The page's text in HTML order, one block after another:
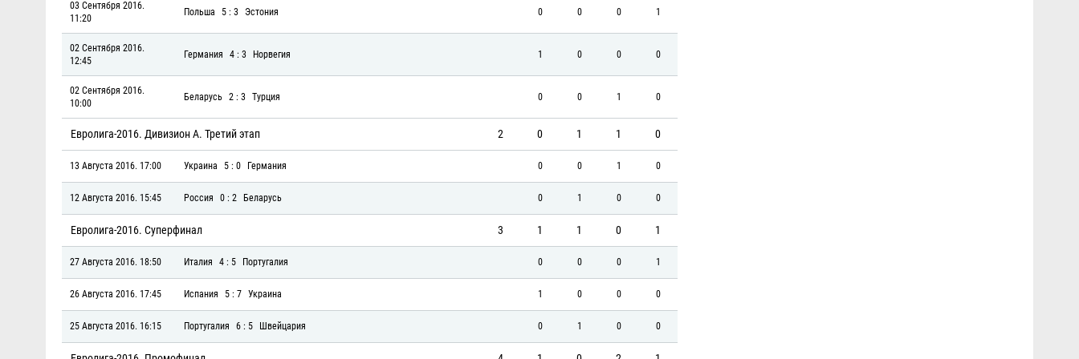
03 Сентября 2016.
11:20
Польша 5 : 3 Эстония 0 0 0 1
02 Сентября 2016.
12:45
Германия 4 : 3 Норвегия 1 0 0 0
02 Сентября 2016.
10:00
Беларусь 2 : 3 Турция 0 0 1 0
Евролига-2016. Дивизион А. Третий этап 2 0 1 1 0
13 Августа 2016. 17:00 Украина 5 : 0 Германия 0 0 1 0
12 Августа 2016. 15:45 Россия 0 : 2 Беларусь 0 1 0 0
Евролига-2016. Суперфинал 3 1 1 0 1
27 Августа 2016. 18:50 Италия 4 : 5 Португалия 0 0 0 1
26 Августа 2016. 17:45 Испания 5 : 7 Украина 1 0 0 0
25 Августа 2016. 16:15 Португалия 6 : 5 Швейцария 0 1 0 0